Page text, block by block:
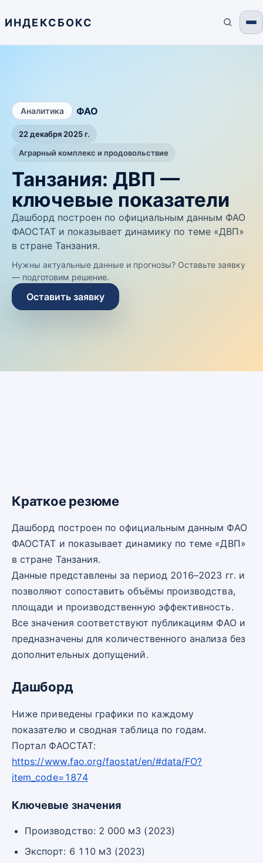
ИНДЕКСБОКС
Аналитика ФАО
22 декабря 2025 г.
Аграрный комплекс и продовольствие
Танзания: ДВП —
ключевые показатели
Дашборд построен по официальным данным ФАО
ФАОСТАТ и показывает динамику по теме «ДВП»
в стране Танзания.
Нужны актуальные данные и прогнозы? Оставьте заявку
— подготовим решение.
Оставить заявку
Краткое резюме
Дашборд построен по официальным данным ФАО
ФАОСТАТ и показывает динамику по теме «ДВП»
в стране Танзания.
Данные представлены за период 2016–2023 гг. и
позволяют сопоставить объёмы производства,
площади и производственную эффективность.
Все значения соответствуют публикациям ФАО и
предназначены для количественного анализа без
дополнительных допущений.
Дашборд
Ниже приведены графики по каждому
показателю и сводная таблица по годам.
Портал ФАОСТАТ:
https://www.fao.org/faostat/en/#data/FO?
item_code=1874
Ключевые значения
Производство: 2 000 м3 (2023)
Экспорт: 6 110 м3 (2023)